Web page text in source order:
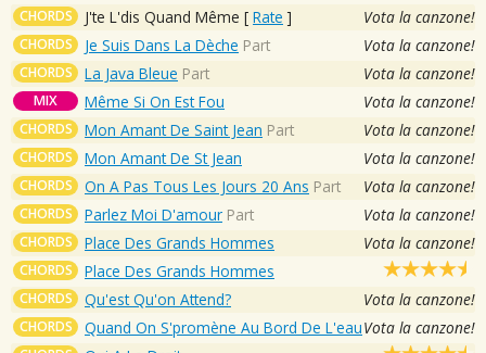
CHORDS J'te L'dis Quand Même [ Rate ] Vota la canzone!
CHORDS Je Suis Dans La Dèche Part Vota la canzone!
CHORDS La Java Bleue Part Vota la canzone!
MIX Même Si On Est Fou Vota la canzone!
CHORDS Mon Amant De Saint Jean Part Vota la canzone!
CHORDS Mon Amant De St Jean Vota la canzone!
CHORDS On A Pas Tous Les Jours 20 Ans Part Vota la canzone!
CHORDS Parlez Moi D'amour Part Vota la canzone!
CHORDS Place Des Grands Hommes Vota la canzone!
CHORDS Place Des Grands Hommes
CHORDS Qu'est Qu'on Attend? Vota la canzone!
CHORDS Quand On S'promène Au Bord De L'eauVota la canzone!